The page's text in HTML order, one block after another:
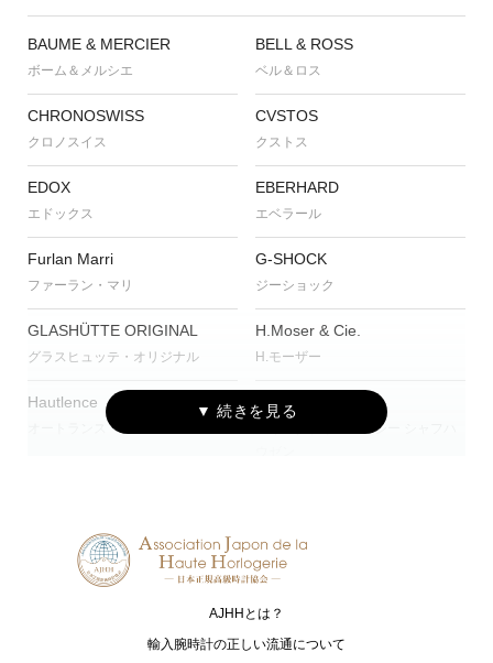
BAUME & MERCIER
ボーム＆メルシエ
BELL & ROSS
ベル＆ロス
CHRONOSWISS
クロノスイス
CVSTOS
クストス
EDOX
エドックス
EBERHARD
エベラール
Furlan Marri
ファーラン・マリ
G-SHOCK
ジーショック
GLASHÜTTE ORIGINAL
グラスヒュッテ・オリジナル
H.Moser & Cie.
H.モーザー
Hautlence IWC
アイ・ダブリュー・シー シャフハ
NORQAIN OSSO ITALY
TAG Heuer
AJHHとは？
輸入腕時計の正しい流通について